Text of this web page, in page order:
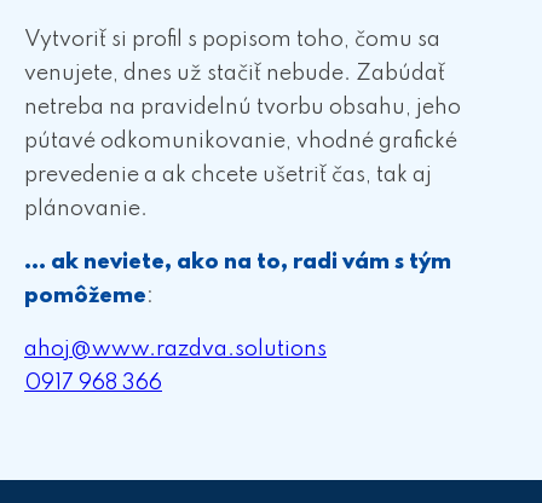
Vytvoriť si profil s popisom toho, čomu sa
venujete, dnes už stačiť nebude. Zabúdať
netreba na pravidelnú tvorbu obsahu, jeho
pútavé odkomunikovanie, vhodné grafické
prevedenie a ak chcete ušetriť čas, tak aj
plánovanie.
… ak neviete, ako na to, radi vám s tým
pomôžeme:
ahoj@www.razdva.solutions
0917 968 366